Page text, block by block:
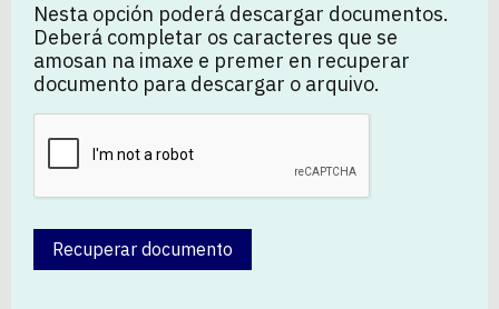
Nesta opción poderá descargar documentos.
Deberá completar os caracteres que se
amosan na imaxe e premer en recuperar
documento para descargar o arquivo.
Recuperar documento